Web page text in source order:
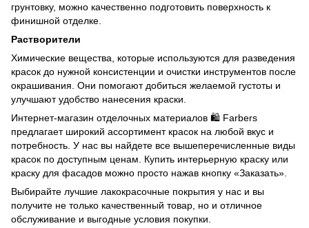
грунтовку, можно качественно подготовить поверхность к
финишной отделке.
Растворители
Химические вещества, которые используются для разведения
красок до нужной консистенции и очистки инструментов после
окрашивания. Они помогают добиться желаемой густоты и
улучшают удобство нанесения краски.
Интернет-магазин отделочных материалов 🛍️ Farbers
предлагает широкий ассортимент красок на любой вкус и
потребность. У нас вы найдете все вышеперечисленные виды
красок по доступным ценам. Купить интерьерную краску или
краску для фасадов можно просто нажав кнопку «Заказать».
Выбирайте лучшие лакокрасочные покрытия у нас и вы
получите не только качественный товар, но и отличное
обслуживание и выгодные условия покупки.